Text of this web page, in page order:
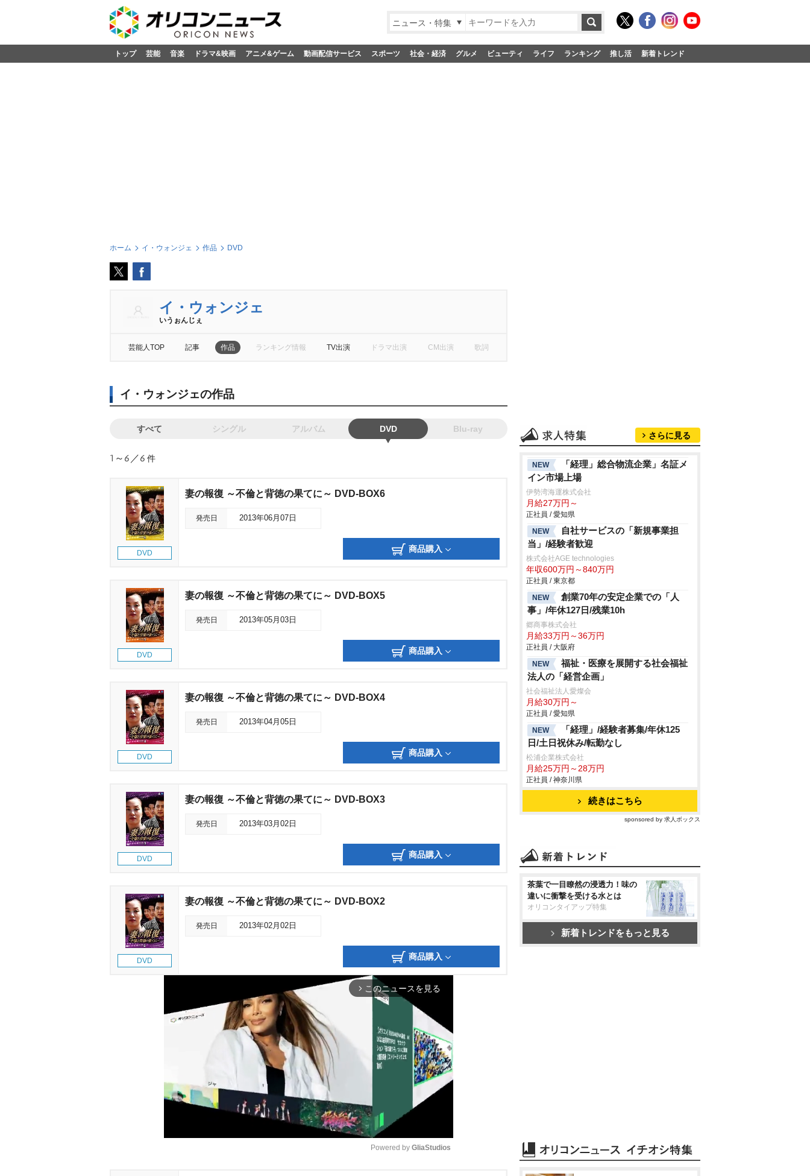
ニュース・特集
トップ 芸能 音楽 ドラマ&映画 アニメ&ゲーム 動画配信サービス スポーツ 社会・経済 グルメ ビューティ ライフ ランキング 推し活 新着トレンド
ホーム イ・ウォンジェ 作品 DVD
イ・ウォンジェ
いうぉんじぇ
芸能人TOP 記事 作品 ランキング情報 TV出演 ドラマ出演 CM出演 歌詞
イ・ウォンジェの作品
すべて シングル アルバム DVD Blu-ray
1～6／6 件
DVD
妻の報復 ～不倫と背徳の果てに～ DVD-BOX6
発売日 2013年06月07日
商品購入
DVD
妻の報復 ～不倫と背徳の果てに～ DVD-BOX5
発売日 2013年05月03日
商品購入
DVD
妻の報復 ～不倫と背徳の果てに～ DVD-BOX4
発売日 2013年04月05日
商品購入
DVD
妻の報復 ～不倫と背徳の果てに～ DVD-BOX3
発売日 2013年03月02日
商品購入
DVD
妻の報復 ～不倫と背徳の果てに～ DVD-BOX2
発売日 2013年02月02日
商品購入
arrow_forward_ios このニュースを見る
Powered by GliaStudios
さらに見る
NEW
「経理」総合物流企業」名証メ
イン市場上場
伊勢湾海運株式会社
月給27万円～
正社員 / 愛知県
NEW
自社サービスの「新規事業担
当」/経験者歓迎
株式会社AGE technologies
年収600万円～840万円
正社員 / 東京都
NEW
創業70年の安定企業での「人
事」/年休127日/残業10h
郷商事株式会社
月給33万円～36万円
正社員 / 大阪府
NEW
福祉・医療を展開する社会福祉
法人の「経営企画」
社会福祉法人愛燦会
月給30万円～
正社員 / 愛知県
NEW
「経理」/経験者募集/年休125
日/土日祝休み/転勤なし
松浦企業株式会社
月給25万円～28万円
正社員 / 神奈川県
続きはこちら
sponsored by 求人ボックス
茶葉で一目瞭然の浸透力！味の
違いに衝撃を受ける水とは
オリコンタイアップ特集
新着トレンドをもっと見る